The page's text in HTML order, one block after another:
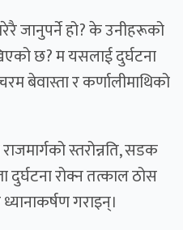
जानुपर्ने हो? के उनीहरूको
छ? म यसलाई दुर्घटना
बेवास्ता र कर्णालीमाथिको
स्तरोन्नति, सडक
दुर्घटना रोक्न तत्काल ठोस
गराइन्।